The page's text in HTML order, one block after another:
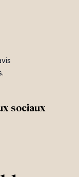
sociaux